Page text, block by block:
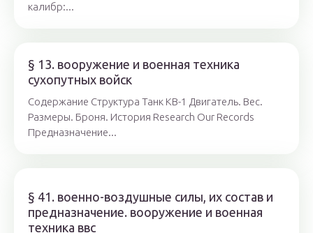
калибр:...
§ 13. вооружение и военная техника
сухопутных войск
Содержание Структура Танк КВ-1 Двигатель. Вес.
Размеры. Броня. История Research Our Records
Предназначение...
§ 41. военно-воздушные силы, их состав и
предназначение. вооружение и военная
техника ввс